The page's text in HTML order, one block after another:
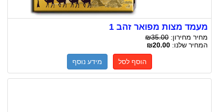
מעמד מצות מפואר זהב 1
מחיר מחירון: ₪35.00
המחיר שלנו: ₪20.00
הוסף לסל מידע נוסף